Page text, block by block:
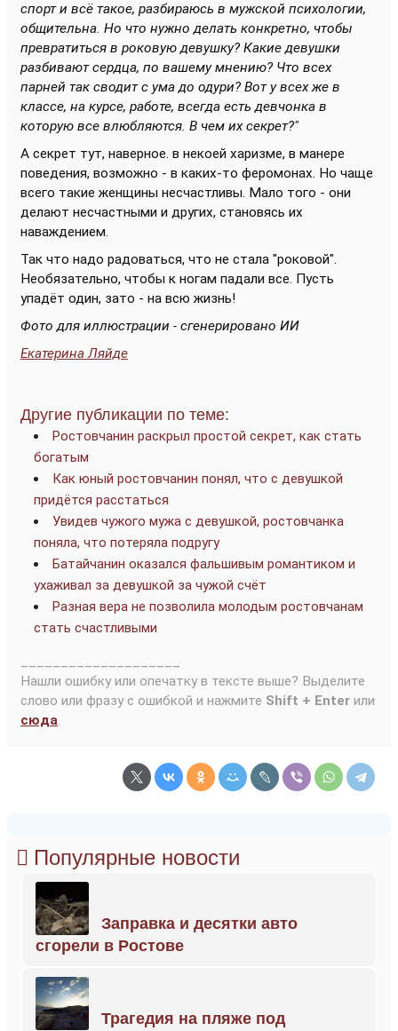
спорт и всё такое, разбираюсь в мужской психологии,
общительна. Но что нужно делать конкретно, чтобы
превратиться в роковую девушку? Какие девушки
разбивают сердца, по вашему мнению? Что всех
парней так сводит с ума до одури? Вот у всех же в
классе, на курсе, работе, всегда есть девчонка в
которую все влюбляются. В чем их секрет?"
А секрет тут, наверное. в некоей харизме, в манере
поведения, возможно - в каких-то феромонах. Но чаще
всего такие женщины несчастливы. Мало того - они
делают несчастными и других, становясь их
наваждением.
Так что надо радоваться, что не стала "роковой".
Необязательно, чтобы к ногам падали все. Пусть
упадёт один, зато - на всю жизнь!
Фото для иллюстрации - сгенерировано ИИ
Екатерина Ляйде
Другие публикации по теме:
Ростовчанин раскрыл простой секрет, как стать
богатым
Как юный ростовчанин понял, что с девушкой
придётся расстаться
Увидев чужого мужа с девушкой, ростовчанка
поняла, что потеряла подругу
Батайчанин оказался фальшивым романтиком и
ухаживал за девушкой за чужой счёт
Разная вера не позволила молодым ростовчанам
стать счастливыми
Нашли ошибку или опечатку в тексте выше? Выделите
слово или фразу с ошибкой и нажмите Shift + Enter или
сюда.
Популярные новости
Заправка и десятки авто
сгорели в Ростове
Трагедия на пляже под